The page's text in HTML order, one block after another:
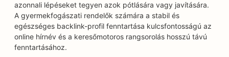
azonnali lépéseket tegyen azok pótlására vagy javítására.
A gyermekfogászati rendelők számára a stabil és
egészséges backlink-profil fenntartása kulcsfontosságú az
online hírnév és a keresőmotoros rangsorolás hosszú távú
fenntartásához.